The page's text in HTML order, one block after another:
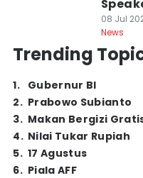
08 Jul
News
Trending
1. Gubernur BI
2. Prabowo Subianto
3. Makan Bergizi
4. Nilai Tukar Rupiah
5. 17 Agustus
6. Piala AFF